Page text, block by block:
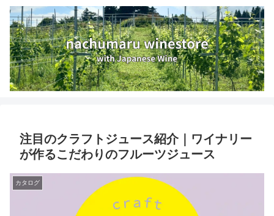
注目のクラフトジュース紹介｜ワイナリー
が作るこだわりのフルーツジュース
カタログ